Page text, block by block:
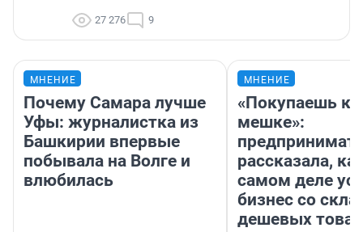
27 276 9
МНЕНИЕ
Почему Самара лучше
Уфы: журналистка из
Башкирии впервые
побывала на Волге и
влюбилась
МНЕНИЕ
«Покупаешь
мешке»:
рассказала,
самом деле
бизнес со
дешевых